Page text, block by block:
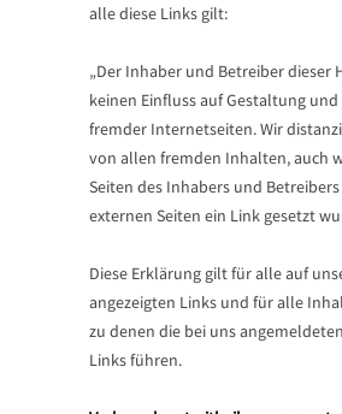
alle diese Links gilt:
„Der Inhaber und Betreiber dieser
keinen Einfluss auf Gestaltung
fremder Internetseiten. Wir
von allen fremden Inhalten, auch
Seiten des Inhabers und
externen Seiten ein Link gesetzt
Diese Erklärung gilt für alle auf
angezeigten Links und für alle
zu denen die bei uns
Links führen.